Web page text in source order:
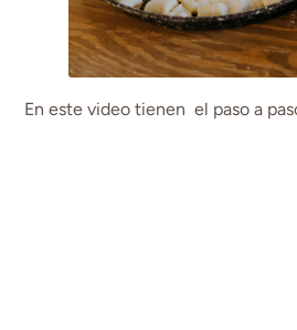
En este video tienen el paso a